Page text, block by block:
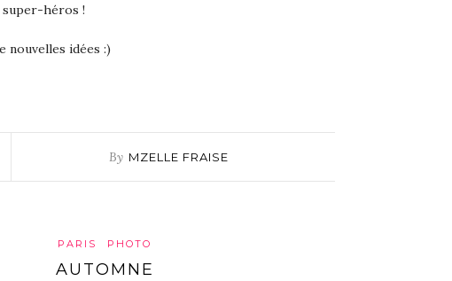
super-héros !
nouvelles idées :)
By MZELLE FRAISE
PARIS PHOTO
AUTOMNE